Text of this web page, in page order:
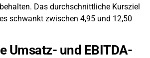
Das durchschnittliche Kursziel
schwankt zwischen 4,95 und 12,50
Umsatz- und EBITDA-